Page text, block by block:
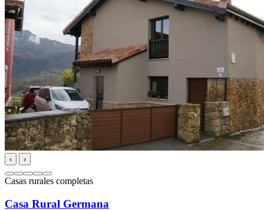
‹ ›
Casas rurales completas
Casa Rural Germana